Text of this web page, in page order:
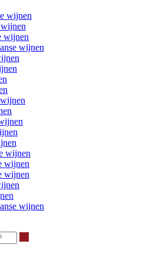
wijnen
wijnen
wijnen
wijnen
wijnen
wijnen
wijnen